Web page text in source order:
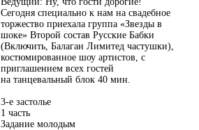
Сегодня специально к нам на свадебное
торжество приехала группа «Звезды в
шоке» Второй состав Русские Бабки
(Включить, Балаган Лимитед частушки),
костюмированное шоу артистов, с
приглашением всех гостей
на танцевальный блок 40 мин.
3-е застолье
1 часть
Задание молодым